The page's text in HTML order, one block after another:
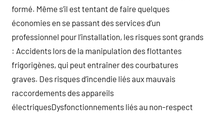
formé. Même s’il est tentant de faire quelques
économies en se passant des services d’un
professionnel pour l’installation, les risques sont grands
: Accidents lors de la manipulation des flottantes
frigorigènes, qui peut entraîner des courbatures
graves. Des risques d’incendie liés aux mauvais
raccordements des appareils
électriquesDysfonctionnements liés au non-respect